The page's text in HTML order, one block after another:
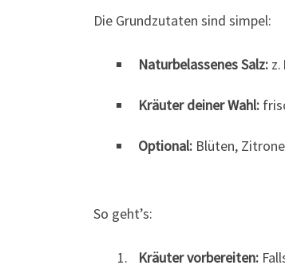
Die Grundzutaten sind simpel:
Naturbelassenes Salz: z.
Kräuter deiner Wahl:
Optional: Blüten,
So geht’s:
Kräuter vorbereiten: